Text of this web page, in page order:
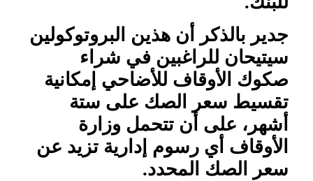
جدير بالذكر أن هذين البروتوكولين
سيتيحان للراغبين في شراء
صكوك الأوقاف للأضاحي إمكانية
تقسيط سعر الصك على ستة
أشهر، على أن تتحمل وزارة
الأوقاف أي رسوم إدارية تزيد عن
سعر الصك المحدد.